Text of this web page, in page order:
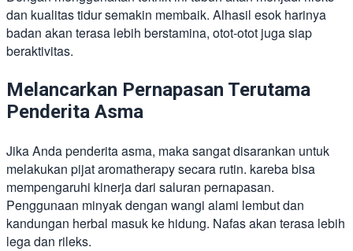
dan kualitas tidur semakin membaik. Alhasil esok harinya
badan akan terasa lebih berstamina, otot-otot juga siap
beraktivitas.
Melancarkan Pernapasan Terutama
Penderita Asma
Jika Anda penderita asma, maka sangat disarankan untuk
melakukan pijat aromatherapy secara rutin. kareba bisa
mempengaruhi kinerja dari saluran pernapasan.
Penggunaan minyak dengan wangi alami lembut dan
kandungan herbal masuk ke hidung. Nafas akan terasa lebih
lega dan rileks.